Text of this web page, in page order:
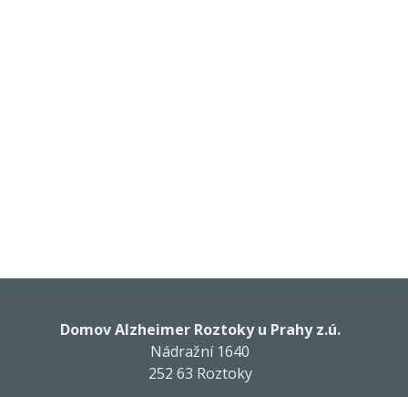
Domov Alzheimer Roztoky u Prahy z.ú.
Nádražní 1640
252 63 Roztoky